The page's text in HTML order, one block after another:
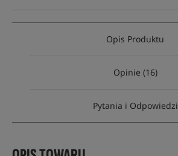
Opis Produktu
Opinie (16)
Pytania i Odpowiedzi